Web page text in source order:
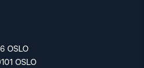
OSLO
OSLO